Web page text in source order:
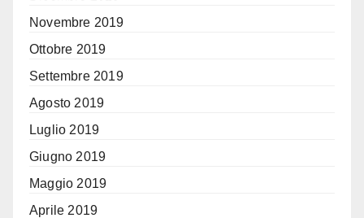
Novembre 2019
Ottobre 2019
Settembre 2019
Agosto 2019
Luglio 2019
Giugno 2019
Maggio 2019
Aprile 2019